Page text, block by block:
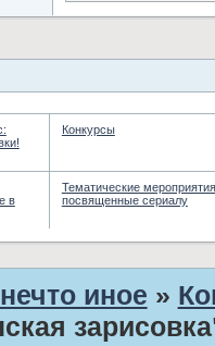
Конкурсы
в
Тематические
посвященные сериалу
иное »